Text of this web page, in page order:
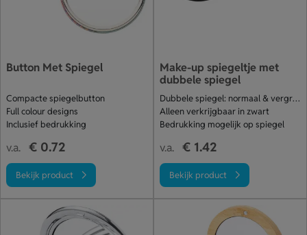
Button Met Spiegel
Compacte spiegelbutton
Full colour designs
Inclusief bedrukking
v.a. € 0.72
Bekijk product
Make-up spiegeltje met
dubbele spiegel
Dubbele spiegel: normaal & vergroot
Alleen verkrijgbaar in zwart
Bedrukking mogelijk op spiegel
v.a. € 1.42
Bekijk product